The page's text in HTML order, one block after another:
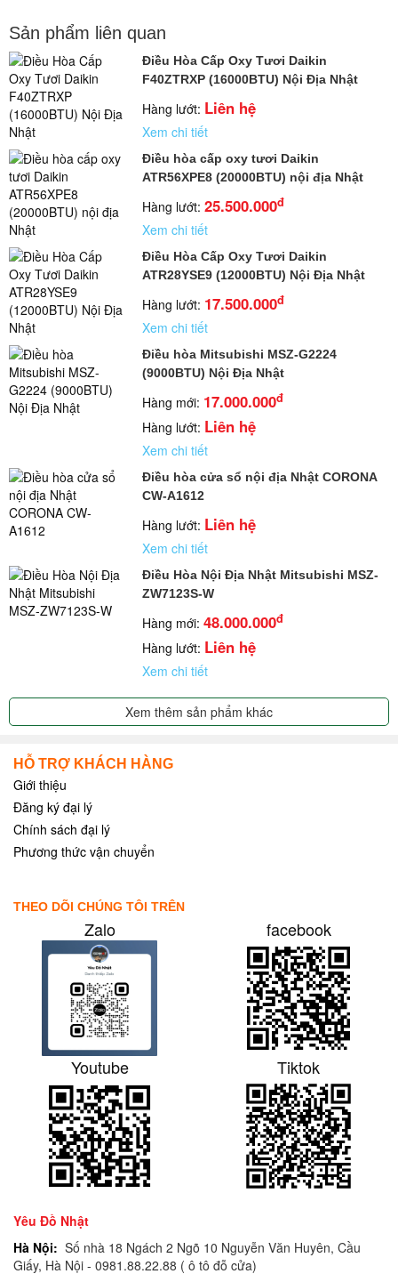
Sản phẩm liên quan
Điều Hòa Cấp Oxy Tươi Daikin
F40ZTRXP (16000BTU) Nội Địa Nhật
Hàng lướt: Liên hệ
Xem chi tiết
Điều hòa cấp oxy tươi Daikin
ATR56XPE8 (20000BTU) nội địa Nhật
Hàng lướt: 25.500.000đ
Xem chi tiết
Điều Hòa Cấp Oxy Tươi Daikin
ATR28YSE9 (12000BTU) Nội Địa Nhật
Hàng lướt: 17.500.000đ
Xem chi tiết
Điều hòa Mitsubishi MSZ-G2224
(9000BTU) Nội Địa Nhật
Hàng mới: 17.000.000đ
Hàng lướt: Liên hệ
Xem chi tiết
Điều hòa cửa sổ nội địa Nhật CORONA
CW-A1612
Hàng lướt: Liên hệ
Xem chi tiết
Điều Hòa Nội Địa Nhật Mitsubishi MSZ-
ZW7123S-W
Hàng mới: 48.000.000đ
Hàng lướt: Liên hệ
Xem chi tiết
Xem thêm sản phẩm khác
HỖ TRỢ KHÁCH HÀNG
Giới thiệu
Đăng ký đại lý
Chính sách đại lý
Phương thức vận chuyển
THEO DÕI CHÚNG TÔI TRÊN
Zalo facebook
Youtube Tiktok
Yêu Đồ Nhật
Hà Nội: Số nhà 18 Ngách 2 Ngõ 10 Nguyễn Văn Huyên, Cầu
Giấy, Hà Nội - 0981.88.22.88 ( ô tô đỗ cửa)